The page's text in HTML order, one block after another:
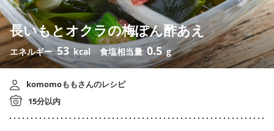
長いもとオクラの梅ぽん酢あえ
エネルギー53 kcal 食塩相当量0.5 g
komomoももさんのレシピ
15分以内